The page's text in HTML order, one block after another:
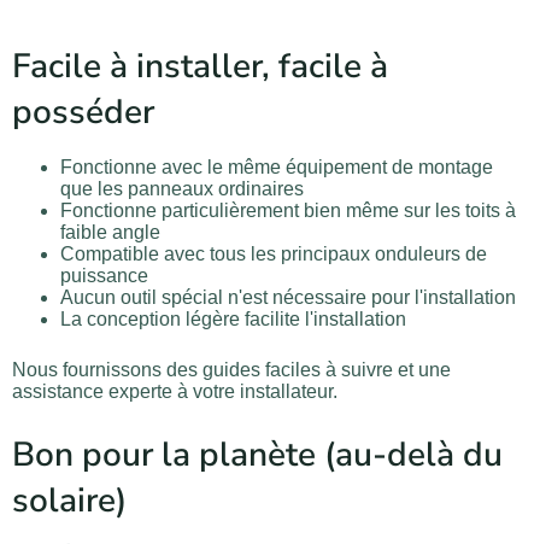
Facile à installer, facile à
posséder
Fonctionne avec le même équipement de montage
que les panneaux ordinaires
Fonctionne particulièrement bien même sur les toits à
faible angle
Compatible avec tous les principaux onduleurs de
puissance
Aucun outil spécial n'est nécessaire pour l'installation
La conception légère facilite l'installation
Nous fournissons des guides faciles à suivre et une
assistance experte à votre installateur.
Bon pour la planète (au-delà du
solaire)